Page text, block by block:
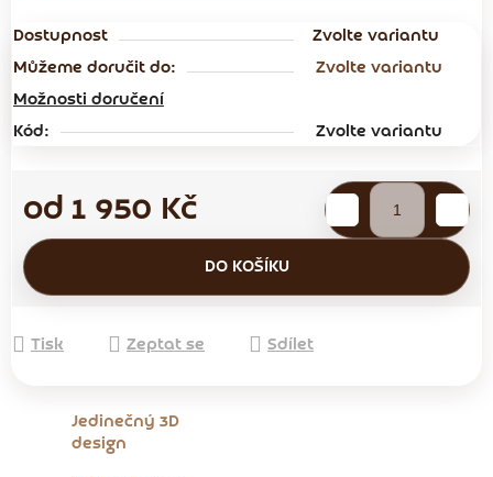
Dostupnost
Zvolte variantu
Můžeme doručit do:
Zvolte variantu
Možnosti doručení
Kód:
Zvolte variantu
od 1 950 Kč
Měrná cena:
DO KOŠÍKU
Tisk Zeptat se Sdílet
Jedinečný 3D
design